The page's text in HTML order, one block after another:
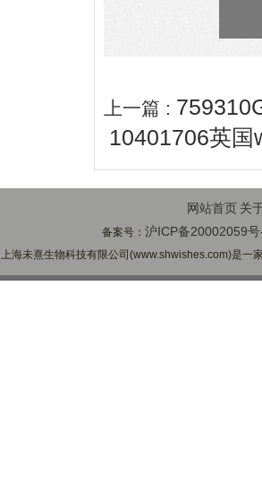
上一篇 :
10401706英
网站首页 关
备案号：沪ICP备20002059
上海未熹生物科技有限公司(www.shwishes.com)是一